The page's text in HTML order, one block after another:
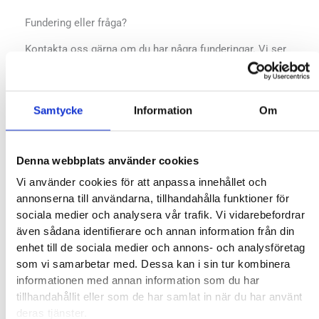
Samtycke Information Om
Denna webbplats använder cookies
Vi använder cookies för att anpassa innehållet och
annonserna till användarna, tillhandahålla funktioner för
sociala medier och analysera vår trafik. Vi vidarebefordrar
även sådana identifierare och annan information från din
enhet till de sociala medier och annons- och analysföretag
som vi samarbetar med. Dessa kan i sin tur kombinera
informationen med annan information som du har
tillhandahållit eller som de har samlat in när du har använt
deras tjänster.
Fundering eller fråga?
Kontakta oss gärna om du har några funderingar. Vi ser
gärna att du kommer förbi vår klinik men du är självklart
också välkommen att ringa oss på 0660-58555 eller
använda kontaktformuläret här intill.
Namn
Email *